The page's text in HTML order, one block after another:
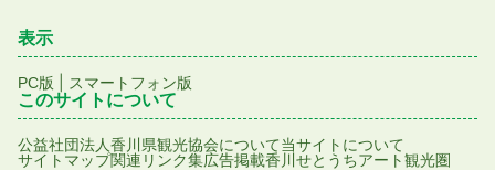
表示
PC版 スマートフォン版
このサイトについて
公益社団法人香川県観光協会について当サイトについて
サイトマップ関連リンク集広告掲載香川せとうちアート観光圏